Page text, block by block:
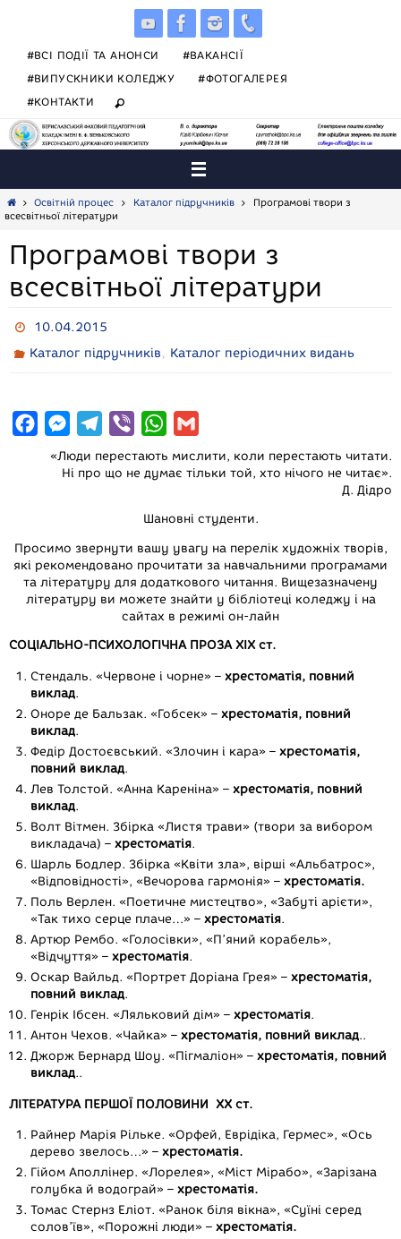
#ВСІ ПОДІЇ ТА АНОНСИ
#ВАКАНСІЇ
#ВИПУСКНИКИ КОЛЕДЖУ
#ФОТОГАЛЕРЕЯ
#КОНТАКТИ
HomeОсвітній процес Каталог підручників
Програмові твори з
всесвітньої літератури
Програмові твори з
всесвітньої літератури
10.04.2015
Каталог підручників, Каталог періодичних видань
o
o
k
M
s
n
g
e
l
r
a
m
b
W
a
s
A
p
p
a
l
«Люди перестають мислити, коли перестають читати.
Ні про що не думає тільки той, хто нічого не читає».
Д. Дідро
Шановні студенти.
Просимо звернути вашу увагу на перелік художніх творів,
які рекомендовано прочитати за навчальними програмами
та літературу для додаткового читання. Вищезазначену
літературу ви можете знайти у бібліотеці коледжу і на
сайтах в режимі он-лайн
СОЦІАЛЬНО-ПСИХОЛОГІЧНА ПРОЗА ХІХ ст.
Стендаль. «Червоне і чорне» – хрестоматія, повний
виклад.
Оноре де Бальзак. «Гобсек» – хрестоматія, повний
виклад.
Федір Достоєвський. «Злочин і кара» – хрестоматія,
повний виклад.
Лев Толстой. «Анна Кареніна» – хрестоматія, повний
виклад.
Волт Вітмен. Збірка «Листя трави» (твори за вибором
викладача) – хрестоматія.
Шарль Бодлер. Збірка «Квіти зла», вірші «Альбатрос»,
«Відповідності», «Вечорова гармонія» – хрестоматія.
Поль Верлен. «Поетичне мистецтво», «Забуті арієти»,
«Так тихо серце плаче…» – хрестоматія.
Артюр Рембо. «Голосівки», «П’яний корабель»,
«Відчуття» – хрестоматія.
Оскар Вайльд. «Портрет Доріана Грея» – хрестоматія,
повний виклад.
Генрік Ібсен. «Ляльковий дім» – хрестоматія.
Антон Чехов. «Чайка» – хрестоматія, повний виклад..
Джорж Бернард Шоу. «Пігмаліон» – хрестоматія, повний
виклад..
ЛІТЕРАТУРА ПЕРШОЇ ПОЛОВИНИ XX ст.
Райнер Марія Рільке. «Орфей, Еврідіка, Гермес», «Ось
дерево звелось…» –хрестоматія.
Гійом Аполлінер. «Лорелея», «Міст Мірабо», «Зарізана
голубка й водограй» –хрестоматія.
Томас Стернз Еліот. «Ранок біля вікна», «Суїні серед
солов’їв», «Порожні люди» –хрестоматія.